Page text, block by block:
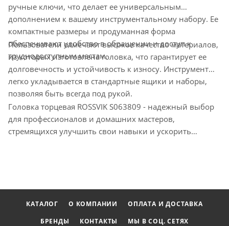
ручные ключи, что делает ее универсальным
дополнением к вашему инструментальному набору. Ее
компактные размеры и продуманная форма
обеспечивают удобство в обращении и доступ к
труднодоступным местам.
Пользователи отмечают высокое качество материалов,
из которых изготовлена головка, что гарантирует ее
долговечность и устойчивость к износу. Инструмент
легко укладывается в стандартные ящики и наборы,
позволяя быть всегда под рукой.
Головка торцевая ROSSVIK S063809 - надежный выбор
для профессионалов и домашних мастеров,
стремящихся улучшить свои навыки и ускорить
КАТАЛОГ О КОМПАНИИ
ОПЛАТА И ДОСТАВКА
БРЕНДЫ
КОНТАКТЫ МЫ В СОЦ. СЕТЯХ